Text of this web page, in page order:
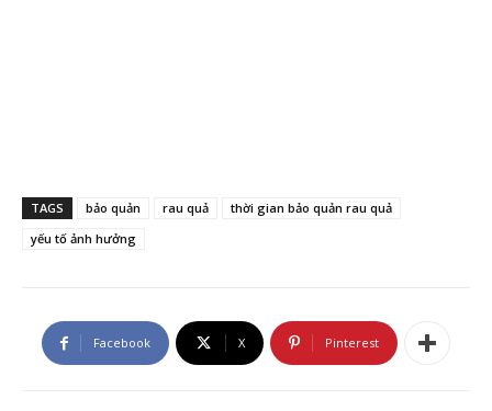
TAGS bảo quản rau quả
thời gian bảo quản rau quả
yếu tố ảnh hưởng
Facebook X Pinterest